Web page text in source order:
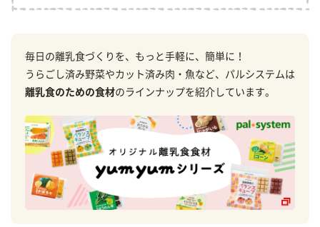
毎日の離乳食づくりを、もっと手軽に、簡単に！
うらごし済み野菜やカット済み肉・魚など、パルシステムは
離乳食のための食材のラインナップを紹介しています。